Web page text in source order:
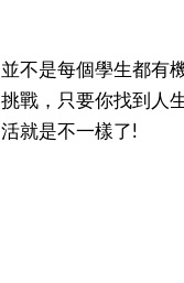
並不是每個學生都有
挑戰，只要你找到人
活就是不一樣了!